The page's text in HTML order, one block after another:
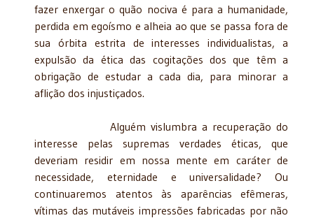
fazer enxergar o quão nociva é para a humanidade,
perdida em egoísmo e alheia ao que se passa fora de
sua órbita estrita de interesses individualistas, a
expulsão da ética das cogitações dos que têm a
obrigação de estudar a cada dia, para minorar a
aflição dos injustiçados.
Alguém vislumbra a recuperação do
interesse pelas supremas verdades éticas, que
deveriam residir em nossa mente em caráter de
necessidade, eternidade e universalidade? Ou
continuaremos atentos às aparências efêmeras,
vítimas das mutáveis impressões fabricadas por não